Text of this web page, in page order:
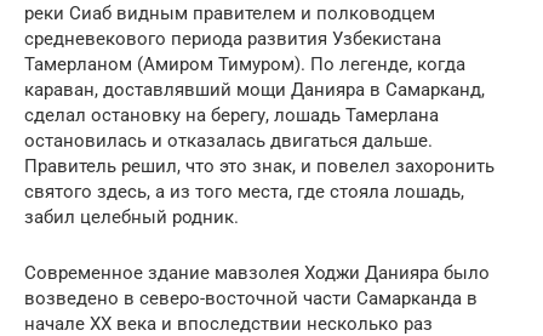
реки Сиаб видным правителем и полководцем
средневекового периода развития Узбекистана
Тамерланом (Амиром Тимуром). По легенде, когда
караван, доставлявший мощи Данияра в Самарканд,
сделал остановку на берегу, лошадь Тамерлана
остановилась и отказалась двигаться дальше.
Правитель решил, что это знак, и повелел захоронить
святого здесь, а из того места, где стояла лошадь,
забил целебный родник.
Современное здание мавзолея Ходжи Данияра было
возведено в северо-восточной части Самарканда в
начале XX века и впоследствии несколько раз